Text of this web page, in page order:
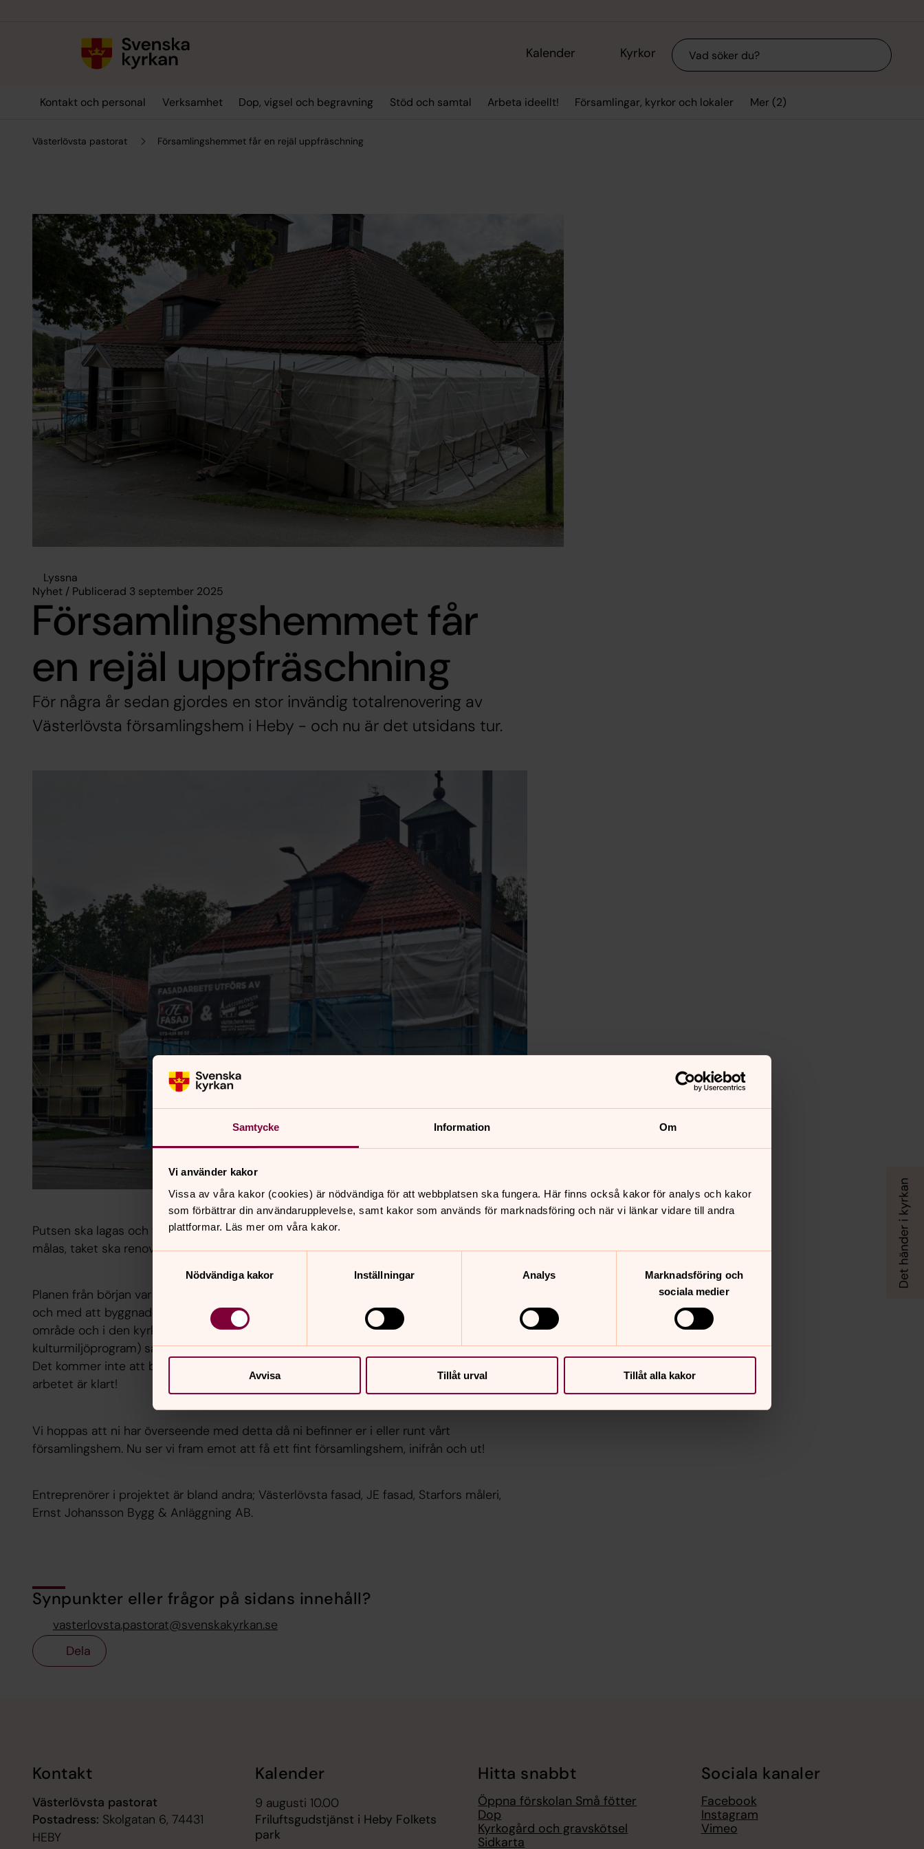
Samtycke Information Om
Vi använder kakor
Vissa av våra kakor (cookies) är nödvändiga för att webbplatsen ska fungera. Här finns också kakor för analys och kakor
som förbättrar din användarupplevelse, samt kakor som används för marknadsföring och när vi länkar vidare till andra
plattformar. Läs mer om våra kakor.
Nödvändiga kakor
Inställningar Analys
Marknadsföring och
sociala medier
Avvisa Tillåt urval Tillåt alla kakor
Kalender Kyrkor Sök
Kontakt och personal Verksamhet Dop, vigsel och begravning Stöd och samtal Arbeta ideellt! Församlingar, kyrkor och lokaler Mer (2)
Västerlövsta pastorat Församlingshemmet får en rejäl uppfräschning
Lyssna
Nyhet / Publicerad 3 september 2025
Församlingshemmet får
en rejäl uppfräschning
För några år sedan gjordes en stor invändig totalrenovering av
Västerlövsta församlingshem i Heby - och nu är det utsidans tur.
Putsen ska lagas och fixas och sen ska hela huset målas om! Takfötter och trädetaljer ska
målas, taket ska renoveras på sina håll och en del markiser ska sättas upp.
Planen från början var att ändra kulör på huset men det får man inte göra hur som helst. I
och med att byggnaden har stora kulturhistoriska värden, ligger både i detaljplanerat
område och i den kyrkomiljö som den gör (ett område i Heby kommuns
kulturmiljöprogram) så finns mycket att ta hänsyn till.
Det kommer inte att bli en ny färg men vi tror att ni kommer att se stor skillnad när
arbetet är klart!
Vi hoppas att ni har överseende med detta då ni befinner er i eller runt vårt
församlingshem. Nu ser vi fram emot att få ett fint församlingshem, inifrån och ut!
Entreprenörer i projektet är bland andra; Västerlövsta fasad, JE fasad, Starfors måleri,
Ernst Johansson Bygg & Anläggning AB.
Synpunkter eller frågor på sidans innehåll?
vasterlovsta.pastorat@svenskakyrkan.se
Dela
Kontakt
Västerlövsta pastorat
Postadress: Skolgatan 6, 74431
HEBY
Kalender
9 augusti 10.00
Friluftsgudstjänst i Heby Folkets
park
Hitta snabbt
Öppna förskolan Små fötter
Dop
Kyrkogård och gravskötsel
Sidkarta
Sociala kanaler
Facebook
Instagram
Vimeo